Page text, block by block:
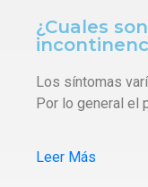
¿Cuales
Los síntomas
Por lo general el
Leer Más